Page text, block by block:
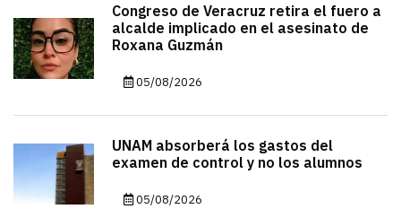
Congreso de Veracruz retira el fuero a
alcalde implicado en el asesinato de
Roxana Guzmán
05/08/2026
UNAM absorberá los gastos del
examen de control y no los alumnos
05/08/2026